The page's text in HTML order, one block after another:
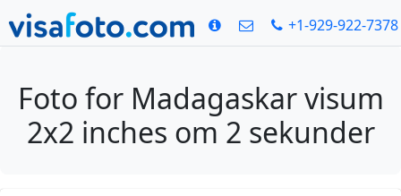
+1-929-922-7378
Foto for Madagaskar visum
2x2 inches om 2 sekunder